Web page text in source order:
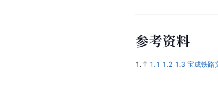
参考资料
1. 1.1 1.2 1.3 宝成铁路